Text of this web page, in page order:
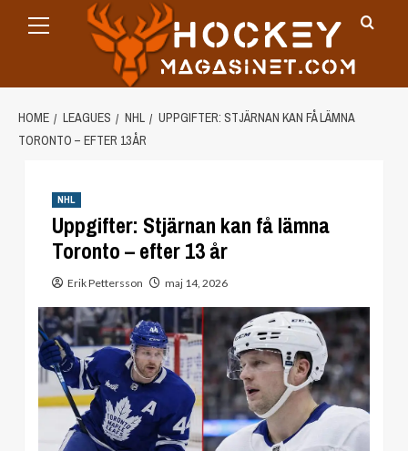
Menu
HOME LEAGUES NHL
UPPGIFTER: STJÄRNAN KAN FÅ LÄMNA
TORONTO – EFTER 13 ÅR
NHL
Uppgifter: Stjärnan kan få lämna
Toronto – efter 13 år
Erik Pettersson maj 14, 2026